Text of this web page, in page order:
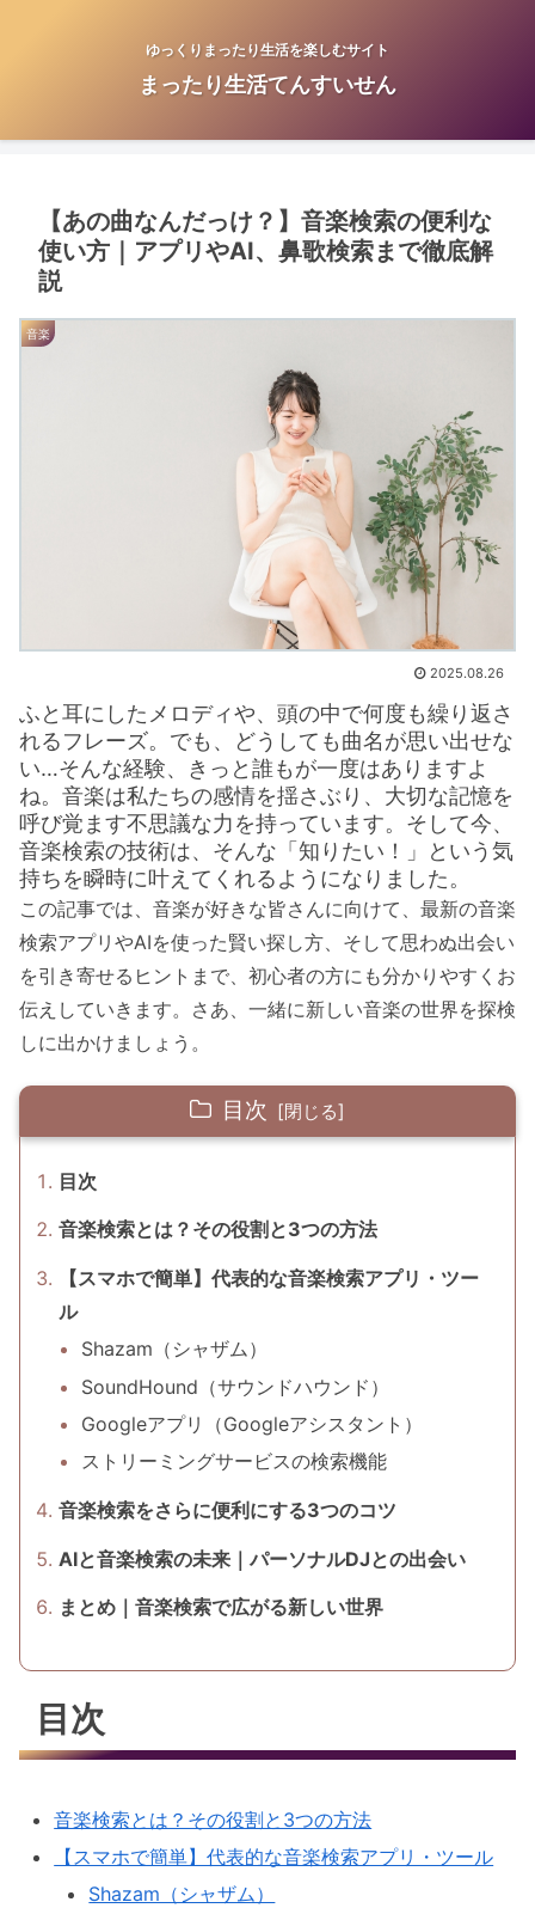
ゆっくりまったり生活を楽しむサイト
まったり生活てんすいせん
【あの曲なんだっけ？】音楽検索の便利な
使い方｜アプリやAI、鼻歌検索まで徹底解
説
音楽
2025.08.26
ふと耳にしたメロディや、頭の中で何度も繰り返さ
れるフレーズ。でも、どうしても曲名が思い出せな
い…そんな経験、きっと誰もが一度はありますよ
ね。音楽は私たちの感情を揺さぶり、大切な記憶を
呼び覚ます不思議な力を持っています。そして今、
音楽検索の技術は、そんな「知りたい！」という気
持ちを瞬時に叶えてくれるようになりました。
この記事では、音楽が好きな皆さんに向けて、最新の音楽
検索アプリやAIを使った賢い探し方、そして思わぬ出会い
を引き寄せるヒントまで、初心者の方にも分かりやすくお
伝えしていきます。さあ、一緒に新しい音楽の世界を探検
しに出かけましょう。
目次
目次
音楽検索とは？その役割と3つの方法
【スマホで簡単】代表的な音楽検索アプリ・ツー
ル
Shazam（シャザム）
SoundHound（サウンドハウンド）
Googleアプリ（Googleアシスタント）
ストリーミングサービスの検索機能
音楽検索をさらに便利にする3つのコツ
AIと音楽検索の未来｜パーソナルDJとの出会い
まとめ｜音楽検索で広がる新しい世界
目次
音楽検索とは？その役割と3つの方法
【スマホで簡単】代表的な音楽検索アプリ・ツール
Shazam（シャザム）